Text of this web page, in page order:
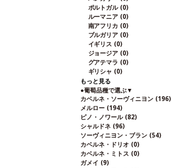
ポルトガル (0)
ルーマニア (0)
南アフリカ (0)
ブルガリア (0)
イギリス (0)
ジョージア (0)
グアテマラ (0)
ギリシャ (0)
もっと見る
●葡萄品種で選ぶ▼
カベルネ・ソーヴィニヨン (196)
メルロー (194)
ピノ・ノワール (82)
シャルドネ (96)
ソーヴィニヨン・ブラン (54)
カベルネ・ドリオ (0)
カベルネ・ミトス (0)
ガメイ (9)